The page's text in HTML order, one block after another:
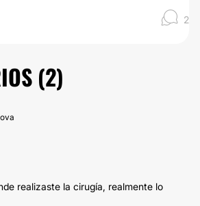
2
(2)
realizaste la cirugía, realmente lo